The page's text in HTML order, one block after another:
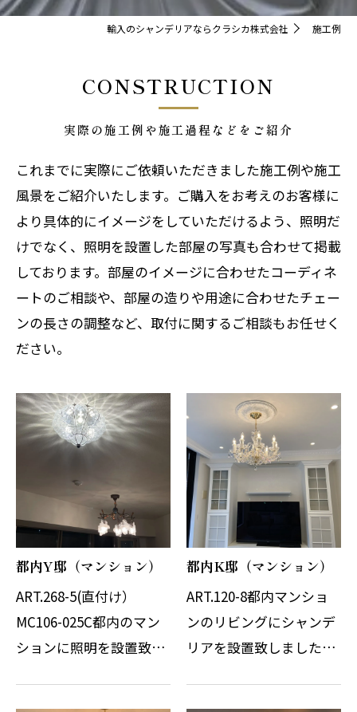
輸入のシャンデリアならクラシカ株式会社 施工例
CONSTRUCTION
実際の施工例や施工過程などをご紹介
これまでに実際にご依頼いただきました施工例や施工
風景をご紹介いたします。ご購入をお考えのお客様に
より具体的にイメージをしていただけるよう、照明だ
けでなく、照明を設置した部屋の写真も合わせて掲載
しております。部屋のイメージに合わせたコーディネ
ートのご相談や、部屋の造りや用途に合わせたチェー
ンの長さの調整など、取付に関するご相談もお任せく
ださい。
都内Y邸（マンション）
ART.268-5(直付け）
MC106-025C都内のマン
ションに照明を設置致し
都内K邸（マンション）
ART.120-8都内マンショ
ンのリビングにシャンデ
リアを設置致しました。